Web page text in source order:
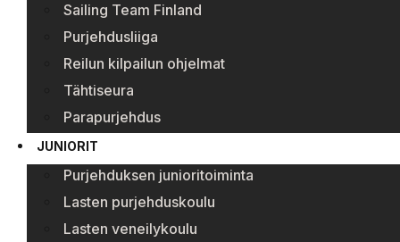
Sailing Team Finland
Purjehdusliiga
Reilun kilpailun ohjelmat
Tähtiseura
Parapurjehdus
JUNIORIT
Purjehduksen junioritoiminta
Lasten purjehduskoulu
Lasten veneilykoulu